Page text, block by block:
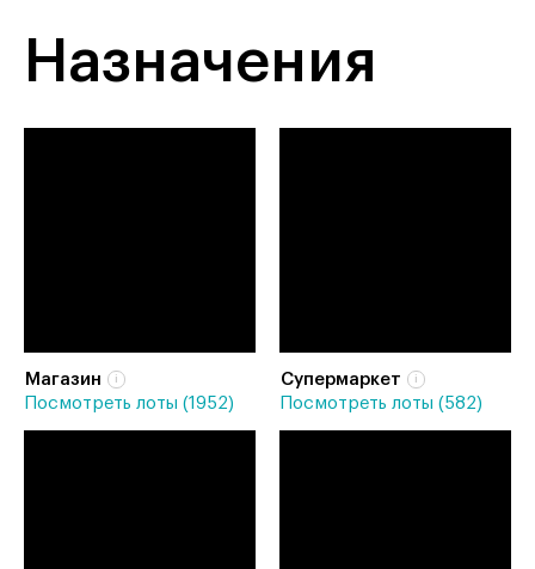
Назначения
Магазин
Посмотреть лоты (1952)
Супермаркет
Посмотреть лоты (582)